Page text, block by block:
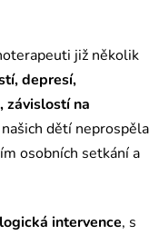
již několik
depresí,
závislostí na
dětí neprospěla
osobních setkání a
intervence, s